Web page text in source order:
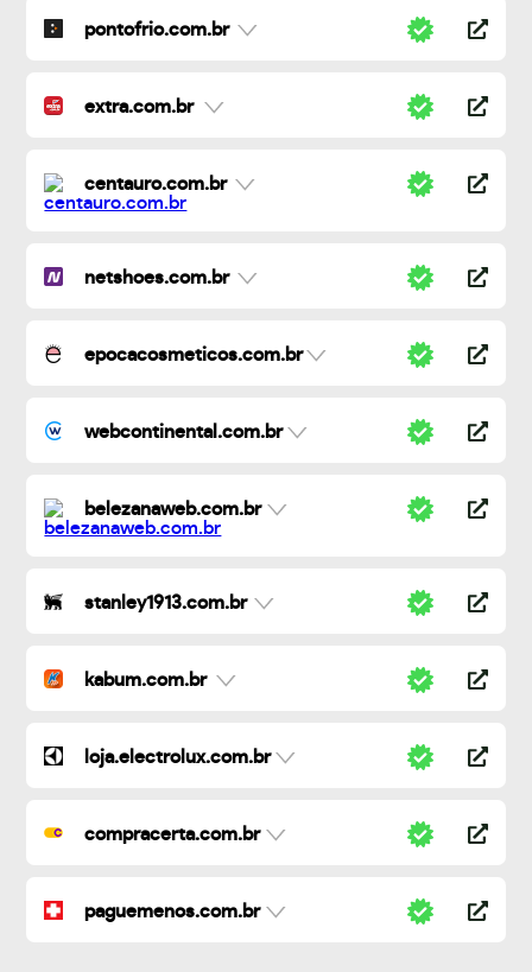
pontofrio.com.br
extra.com.br
centauro.com.br
netshoes.com.br
epocacosmeticos.com.br
webcontinental.com.br
belezanaweb.com.br
stanley1913.com.br
kabum.com.br
loja.electrolux.com.br
compracerta.com.br
paguemenos.com.br